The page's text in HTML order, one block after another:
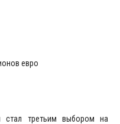
евро
стал третьим выбором на